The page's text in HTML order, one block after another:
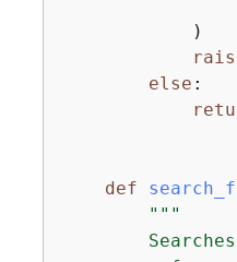
            )
else :
def
"""